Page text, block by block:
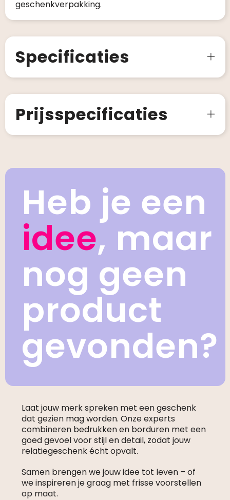
geschenkverpakking.
Specificaties
Prijsspecificaties
Heb je een
idee, maar
nog geen
product
gevonden?
Laat jouw merk spreken met een geschenk
dat gezien mag worden. Onze experts
combineren bedrukken en borduren met een
goed gevoel voor stijl en detail, zodat jouw
relatiegeschenk écht opvalt.
Samen brengen we jouw idee tot leven – of
we inspireren je graag met frisse voorstellen
op maat.